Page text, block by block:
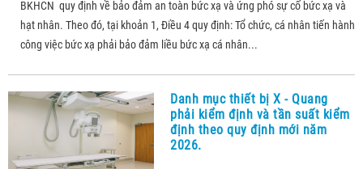
BKHCN quy định về bảo đảm an toàn bức xạ và ứng phó sự cố bức xạ và
hạt nhân. Theo đó, tại khoản 1, Điều 4 quy định: Tổ chức, cá nhân tiến hành
công việc bức xạ phải bảo đảm liều bức xạ cá nhân...
Danh mục thiết bị X - Quang
phải kiểm định và tần suất kiểm
định theo quy định mới năm
2026.